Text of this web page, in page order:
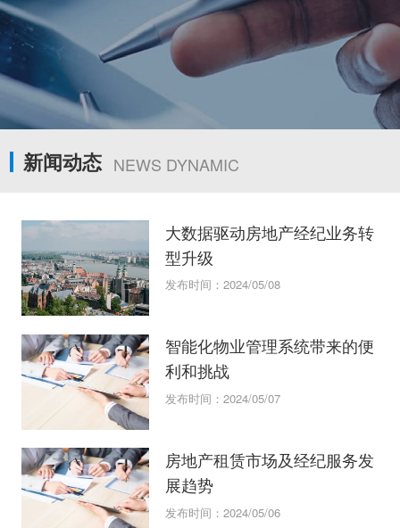
新闻动态 NEWS DYNAMIC
大数据驱动房地产经纪业务转
型升级
发布时间：2024/05/08
智能化物业管理系统带来的便
利和挑战
发布时间：2024/05/07
房地产租赁市场及经纪服务发
展趋势
发布时间：2024/05/06